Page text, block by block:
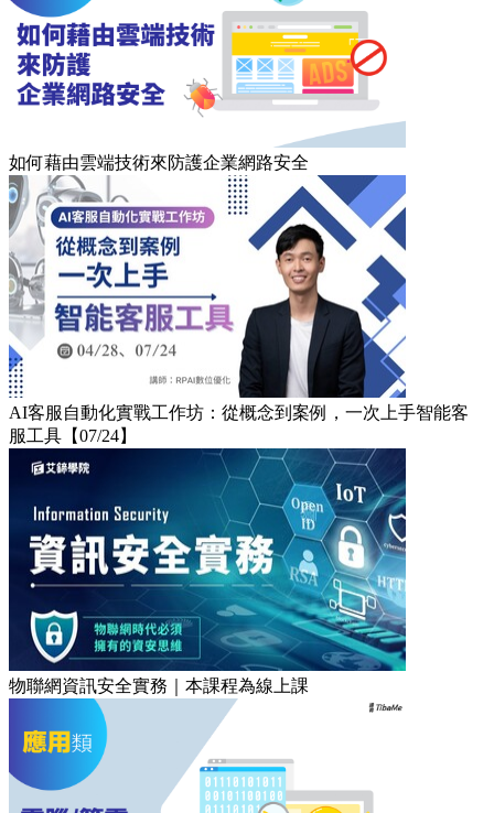
如何藉由雲端技術來防護企業網路安全
AI客服自動化實戰工作坊：從概念到案例，一次上手智能客
服工具【07/24】
物聯網資訊安全實務｜本課程為線上課